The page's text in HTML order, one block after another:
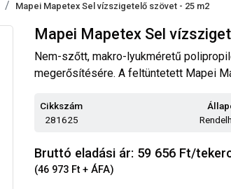
Mapei Mapetex Sel vízszigetelő szövet - 25 m2
Mapei Mapetex Sel
Nem-szőtt, makro-lyukméretű
megerősítésére. A feltüntetett Mapei
Cikkszám
281625
Bruttó eladási ár: 59 656 Ft/
(46 973 Ft + ÁFA)